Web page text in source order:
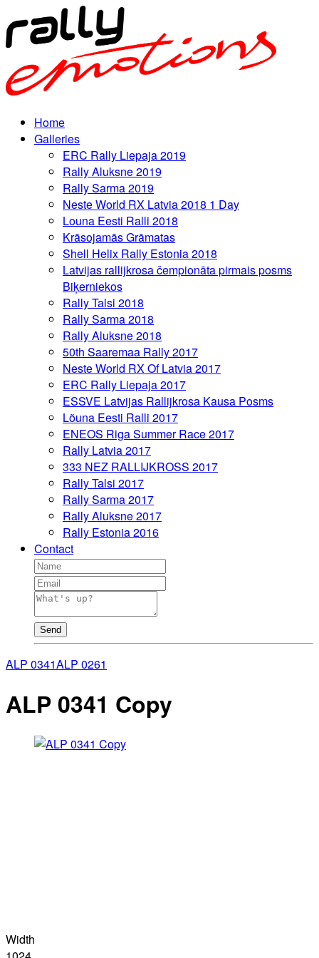
Home
Galleries
ERC Rally Liepaja 2019
Rally Aluksne 2019
Rally Sarma 2019
Neste World RX Latvia 2018 1 Day
Louna Eesti Ralli 2018
Krāsojamās Grāmatas
Shell Helix Rally Estonia 2018
Latvijas rallijkrosa čempionāta pirmais posms
Biķerniekos
Rally Talsi 2018
Rally Sarma 2018
Rally Aluksne 2018
50th Saaremaa Rally 2017
Neste World RX Of Latvia 2017
ERC Rally Liepaja 2017
ESSVE Latvijas Rallijkrosa Kausa Posms
Lõuna Eesti Ralli 2017
ENEOS Riga Summer Race 2017
Rally Latvia 2017
333 NEZ RALLIJKROSS 2017
Rally Talsi 2017
Rally Sarma 2017
Rally Aluksne 2017
Rally Estonia 2016
Contact
Send
ALP 0341ALP 0261
ALP 0341 Copy
Width